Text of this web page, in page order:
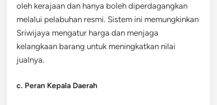
oleh kerajaan dan hanya boleh diperdagangkan
melalui pelabuhan resmi. Sistem ini memungkinkan
Sriwijaya mengatur harga dan menjaga
kelangkaan barang untuk meningkatkan nilai
jualnya.
c. Peran Kepala Daerah